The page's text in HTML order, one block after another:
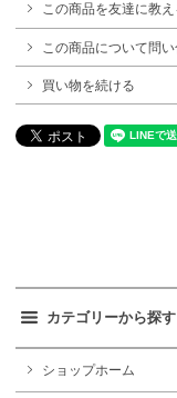
この商品を友達に教え
この商品について問
買い物を続ける
カテゴリーから探す
ショップホーム